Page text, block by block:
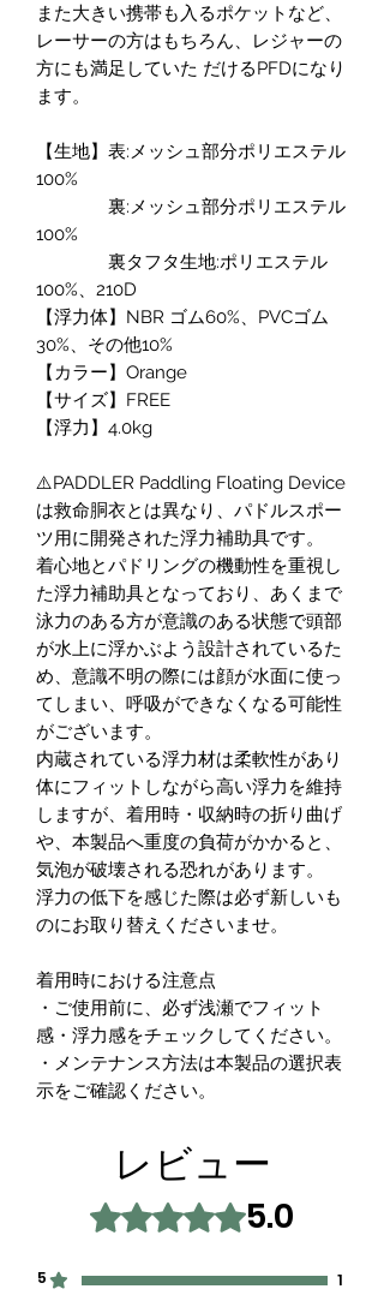
また大きい携帯も入るポケットなど、
レーサーの方はもちろん、レジャーの
方にも満足していた だけるPFDになり
ます。
【生地】表:メッシュ部分ポリエステル
100%
裏:メッシュ部分ポリエステル
100%
裏タフタ生地:ポリエステル
100%、210D
【浮力体】NBR ゴム60%、PVCゴム
30%、その他10%
【カラー】Orange
【サイズ】FREE
【浮力】4.0kg
⚠️PADDLER Paddling Floating Device
は救命胴衣とは異なり、パドルスポー
ツ用に開発された浮力補助具です。
着心地とパドリングの機動性を重視し
た浮力補助具となっており、あくまで
泳力のある方が意識のある状態で頭部
が水上に浮かぶよう設計されているた
め、意識不明の際には顔が水面に使っ
てしまい、呼吸ができなくなる可能性
がございます。
内蔵されている浮力材は柔軟性があり
体にフィットしながら高い浮力を維持
しますが、着用時・収納時の折り曲げ
や、本製品へ重度の負荷がかかると、
気泡が破壊される恐れがあります。
浮力の低下を感じた際は必ず新しいも
のにお取り替えくださいませ。
着用時における注意点
・ご使用前に、必ず浅瀬でフィット
感・浮力感をチェックしてください。
・メンテナンス方法は本製品の選択表
示をご確認ください。
レビュー
5つ星のうち5と評価されています
5.0
5 1